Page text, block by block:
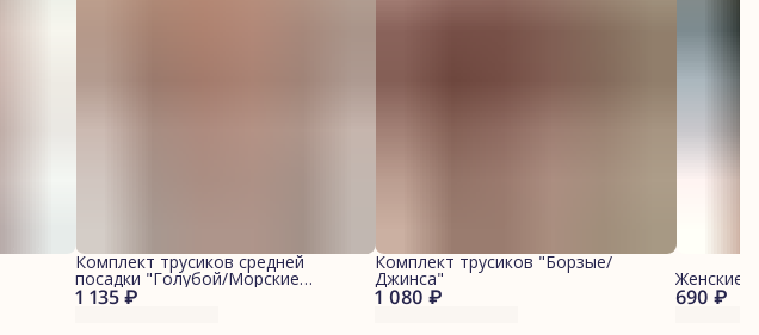
1 135 ₽
Комплект трусиков средней
посадки "Голубой/Морские
котики" 1 080 ₽
Комплект трусиков "Борзые/
Джинса"
690 ₽
Женские